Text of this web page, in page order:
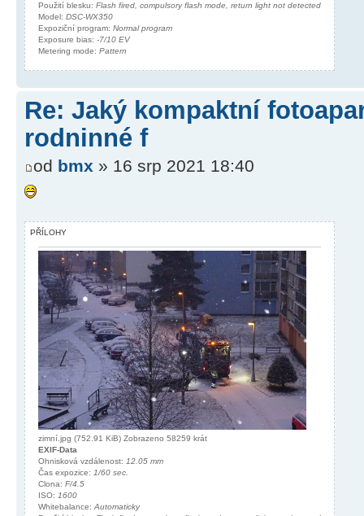
Použití blesku: Flash fired, compulsory flash mode, return light not detected
Model: DSC-WX350
Expoziční program: Normal program
Exposure bias: -7/10 EV
Metering mode: Pattern
Re: Jaký kompaktní
rodninné f
od bmx » 16 srp 2021 18:40
PŘÍLOHY
zimní.jpg (752.91 KiB) Zobrazeno 58259 krát
EXIF-Data
Ohnisková vzdálenost: 12.05 mm
Čas expozice: 1/60 sec.
Clona: F/4.5
ISO: 1600
Whitebalance: Automaticky